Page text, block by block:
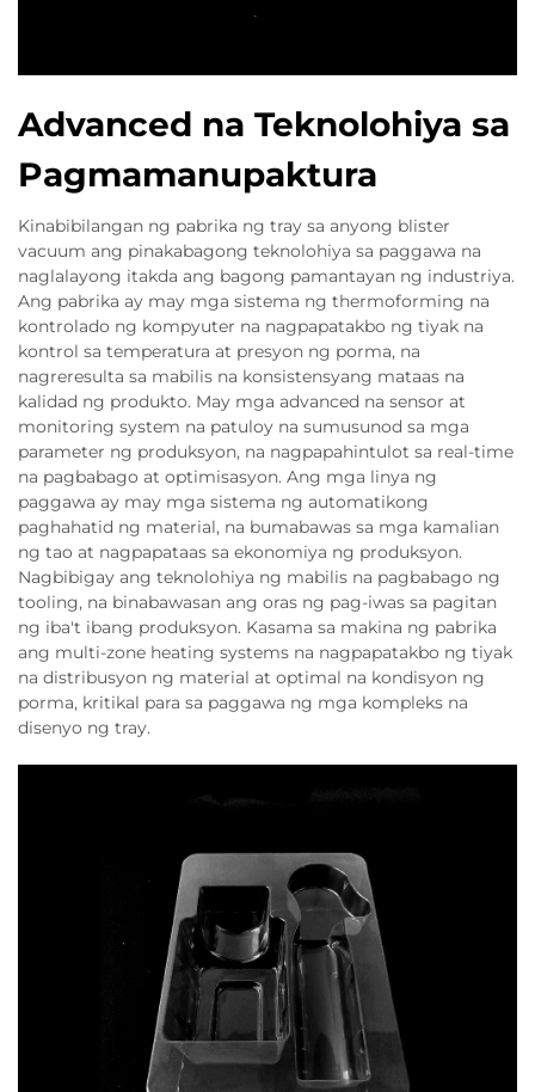
Advanced na Teknolohiya sa
Pagmamanupaktura
Kinabibilangan ng pabrika ng tray sa anyong blister
vacuum ang pinakabagong teknolohiya sa paggawa na
naglalayong itakda ang bagong pamantayan ng industriya.
Ang pabrika ay may mga sistema ng thermoforming na
kontrolado ng kompyuter na nagpapatakbo ng tiyak na
kontrol sa temperatura at presyon ng porma, na
nagreresulta sa mabilis na konsistensyang mataas na
kalidad ng produkto. May mga advanced na sensor at
monitoring system na patuloy na sumusunod sa mga
parameter ng produksyon, na nagpapahintulot sa real-time
na pagbabago at optimisasyon. Ang mga linya ng
paggawa ay may mga sistema ng automatikong
paghahatid ng material, na bumabawas sa mga kamalian
ng tao at nagpapataas sa ekonomiya ng produksyon.
Nagbibigay ang teknolohiya ng mabilis na pagbabago ng
tooling, na binabawasan ang oras ng pag-iwas sa pagitan
ng iba't ibang produksyon. Kasama sa makina ng pabrika
ang multi-zone heating systems na nagpapatakbo ng tiyak
na distribusyon ng material at optimal na kondisyon ng
porma, kritikal para sa paggawa ng mga kompleks na
disenyo ng tray.